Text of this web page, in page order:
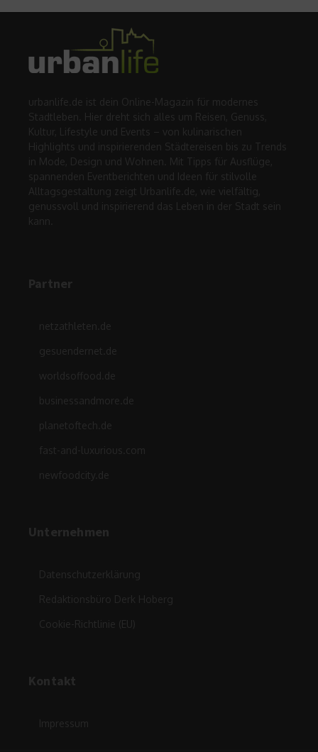
urbanlife.de ist dein Online-Magazin für modernes
Stadtleben. Hier dreht sich alles um Reisen, Genuss,
Kultur, Lifestyle und Events – von kulinarischen
Highlights und inspirierenden Städtereisen bis zu Trends
in Mode, Design und Wohnen. Mit Tipps für Ausflüge,
spannenden Eventberichten und Ideen für stilvolle
Alltagsgestaltung zeigt Urbanlife.de, wie vielfältig,
genussvoll und inspirierend das Leben in der Stadt sein
kann.
Partner
netzathleten.de
gesuendernet.de
worldsoffood.de
businessandmore.de
planetoftech.de
fast-and-luxurious.com
newfoodcity.de
Unternehmen
Datenschutzerklärung
Redaktionsbüro Derk Hoberg
Cookie-Richtlinie (EU)
Kontakt
Impressum